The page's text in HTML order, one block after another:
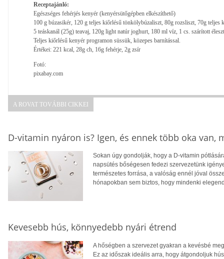
Receptajánló:
Egészséges fehérjés kenyér (kenyérsütőgépben elkészíthető)
100 g búzasikér, 120 g teljes kiőrlésű tönkölybúzaliszt, 80g rozsliszt, 70g teljes
5 teáskanál (25g) teavaj, 120g light natúr joghurt, 180 ml víz, 1 cs. szárított
Teljes kiőrlésű kenyér programon süssük, közepes barnítással.
Értékei: 221 kcal, 28g ch, 16g fehérje, 2g zsír
Fotó:
pixabay.com
A ROVAT TOVÁBBI CIKKEI
D-vitamin nyáron is? Igen, és ennek több oka van,
Sokan úgy gondolják, hogy a D-vitamin
napsütés bőségesen fedezi szervezetünk
természetes forrása, a valóság ennél jóval
hónapokban sem biztos, hogy mindenki
Kevesebb hús, könnyedebb nyári étrend
A hőségben a szervezet gyakran a kevésbé
Ez az időszak ideális arra, hogy átgondoljuk